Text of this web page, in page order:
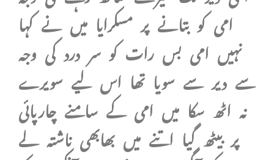
امی کو بتانے پر مسکرایا میں نے کہا
نہیں امی بس رات کو سر درد کی وجہ
سے دیر سے سویا تھا اس لیے سویرے
نہ اٹھ سکا میں امی کے سامنے چارپائی
پر بیٹھ گیا اتنے میں بھابھی ناشتہ لے